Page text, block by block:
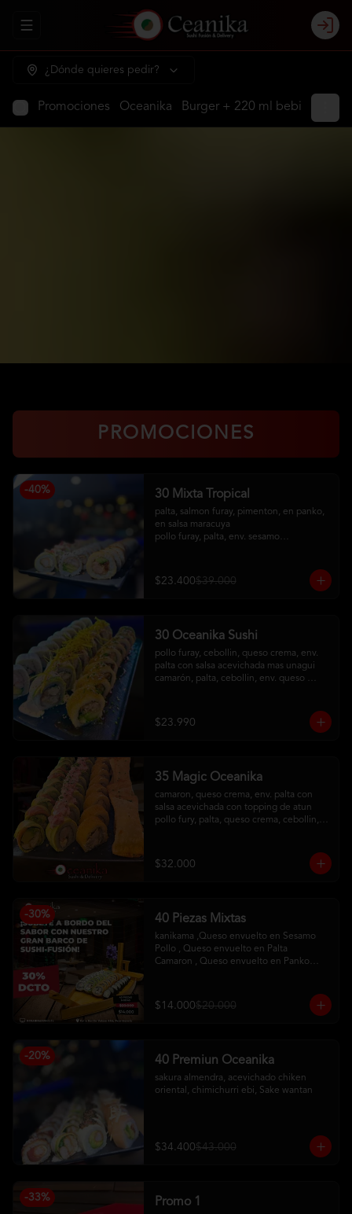
Abrir menu de navegación Login
¿Dónde quieres pedir?
Promociones Oceanika Burger + 220 ml bebida
PROMOCIONES
-40% 30 Mixta Tropical
palta, salmon furay, pimenton, en panko,
en salsa maracuya
pollo furay, palta, env. sesamo
salsa acevichada
$23.400$39.000
30 Oceanika Sushi
pollo furay, cebollin, queso crema, env.
palta con salsa acevichada mas unagui
camarón, palta, cebollin, env. queso
con salsa maracuya
$23.990
35 Magic Oceanika
camaron, queso crema, env. palta con
salsa acevichada con topping de atun
pollo fury, palta, queso crema, cebollin,
tempura
tequeños de queso
$32.000
-30% 40 Piezas Mixtas
kanikama ,Queso envuelto en Sesamo
Pollo , Queso envuelto en Palta
Camaron , Queso envuelto en Panko
$14.000$20.000
-20% 40 Premiun Oceanika
sakura almendra, acevichado chiken
oriental, chimichurri ebi, Sake wantan
$34.400$43.000
-33% Promo 1